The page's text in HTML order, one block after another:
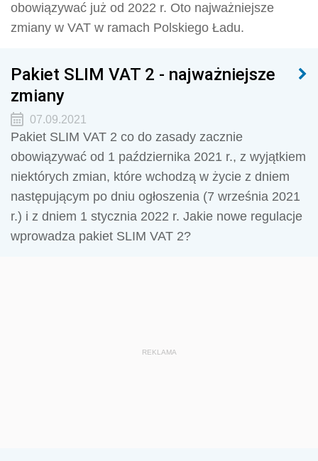
obowiązywać już od 2022 r. Oto najważniejsze
zmiany w VAT w ramach Polskiego Ładu.
Pakiet SLIM VAT 2 - najważniejsze
zmiany
07.09.2021
Pakiet SLIM VAT 2 co do zasady zacznie
obowiązywać od 1 października 2021 r., z wyjątkiem
niektórych zmian, które wchodzą w życie z dniem
następującym po dniu ogłoszenia (7 września 2021
r.) i z dniem 1 stycznia 2022 r. Jakie nowe regulacje
wprowadza pakiet SLIM VAT 2?
REKLAMA